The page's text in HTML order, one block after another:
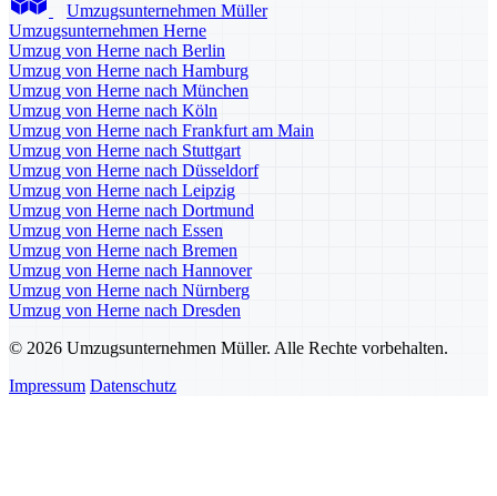
Umzugsunternehmen Müller
Umzugsunternehmen Herne
Umzug von Herne nach Berlin
Umzug von Herne nach Hamburg
Umzug von Herne nach München
Umzug von Herne nach Köln
Umzug von Herne nach Frankfurt am Main
Umzug von Herne nach Stuttgart
Umzug von Herne nach Düsseldorf
Umzug von Herne nach Leipzig
Umzug von Herne nach Dortmund
Umzug von Herne nach Essen
Umzug von Herne nach Bremen
Umzug von Herne nach Hannover
Umzug von Herne nach Nürnberg
Umzug von Herne nach Dresden
© 2026 Umzugsunternehmen Müller. Alle Rechte vorbehalten.
Impressum Datenschutz